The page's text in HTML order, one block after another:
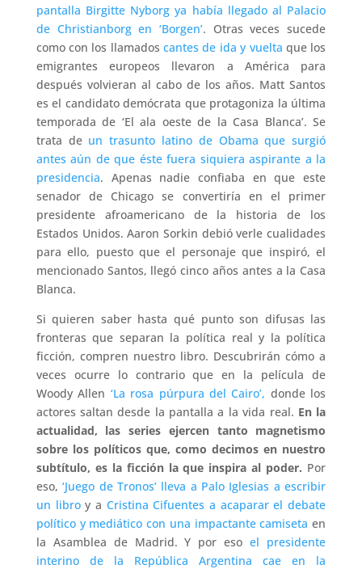
pantalla Birgitte Nyborg ya había llegado al Palacio
de Christianborg en ‘Borgen’. Otras veces sucede
como con los llamadoscantes de ida y vuelta que los
emigrantes europeos llevaron a América para
después volvieran al cabo de los años. Matt Santos
es el candidato demócrata que protagoniza la última
temporada de ‘El ala oeste de la Casa Blanca’. Se
trata de un trasunto latino de Obama que surgió
antes aún de que éste fuera siquiera aspirante a la
presidencia. Apenas nadie confiaba en que este
senador de Chicago se convertiría en el primer
presidente afroamericano de la historia de los
Estados Unidos. Aaron Sorkin debió verle cualidades
para ello, puesto que el personaje que inspiró, el
mencionado Santos, llegó cinco años antes a la Casa
Blanca.
Si quieren saber hasta qué punto son difusas las
fronteras que separan la política real y la política
ficción, compren nuestro libro. Descubrirán cómo a
veces ocurre lo contrario que en la película de
Woody Allen ‘La rosa púrpura del Cairo’, donde los
actores saltan desde la pantalla a la vida real. En la
actualidad, las series ejercen tanto magnetismo
sobre los políticos que, como decimos en nuestro
subtítulo, es la ficción la que inspira al poder. Por
eso,‘Juego de Tronos’ lleva a Palo Iglesias a escribir
un libroy a Cristina Cifuentes a acaparar el debate
político y mediático con una impactante camiseta en
la Asamblea de Madrid. Y por esoel presidente
interino de la República Argentina cae en la